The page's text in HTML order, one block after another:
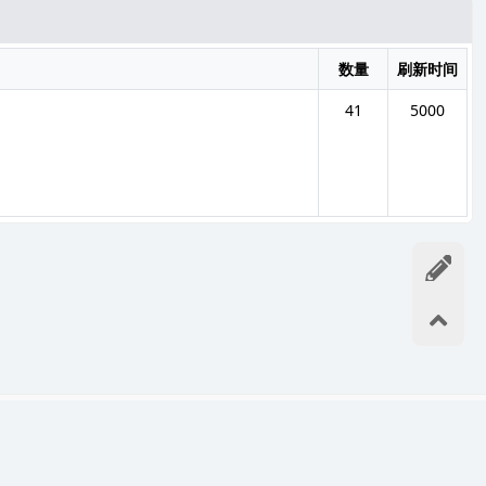
数量
刷新时间
41 5000